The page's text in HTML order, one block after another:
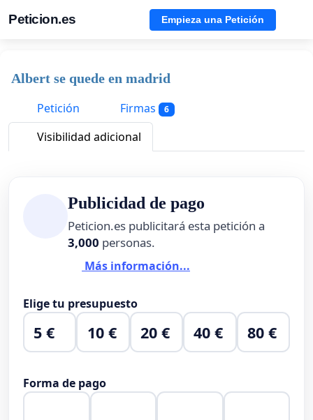
Peticion.es Empieza una Petición
Albert se quede en madrid
Petición
Firmas 6
Visibilidad adicional
Publicidad de pago
Peticion.es publicitará esta petición a
3,000 personas.
Más información...
Elige tu presupuesto
5 € 10 € 20 € 40 € 80 €
Forma de pago